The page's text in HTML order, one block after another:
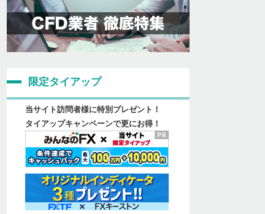
限定タイアップ
当サイト訪問者様に特別プレゼント！
タイアップキャンペーンで更にお得！